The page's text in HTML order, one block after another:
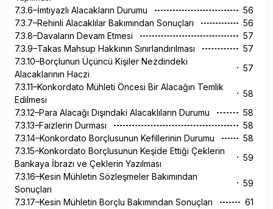
7.3.6–İmtiyazlı Alacakların Durumu
56
7.3.7–Rehinli Alacaklılar Bakımından Sonuçları
56
7.3.8–Davaların Devam Etmesi
57
7.3.9–Takas Mahsup Hakkının Sınırlandırılması
57
7.3.10–Borçlunun Üçüncü Kişiler Nezdindeki
Alacaklarının Haczi
57
7.3.11–Konkordato Mühleti Öncesi Bir Alacağın Temlik
Edilmesi
58
7.3.12–Para Alacağı Dışındaki Alacaklıların Durumu
58
7.3.13–Faizlerin Durması
58
7.3.14–Konkordato Borçlusunun Kefillerinin Durumu
58
7.3.15–Konkordato Borçlusunun Keşide Ettiği Çeklerin
Bankaya İbrazı ve Çeklerin Yazılması
59
7.3.16–Kesin Mühletin Sözleşmeler Bakımından
Sonuçları
59
7.3.17–Kesin Mühletin Borçlu Bakımından Sonuçları
61